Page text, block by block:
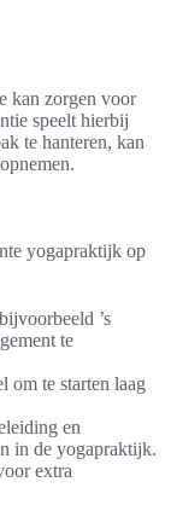
kan zorgen voor
speelt hierbij
te hanteren, kan
yogapraktijk op
’s
te
om te starten laag
en
in de yogapraktijk.
extra